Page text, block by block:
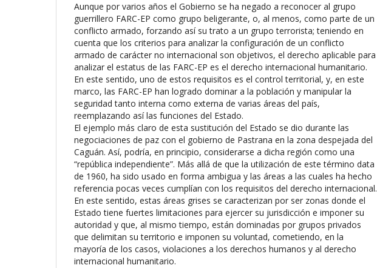
Aunque por varios años el Gobierno se ha negado a reconocer al grupo
guerrillero FARC-EP como grupo beligerante, o, al menos, como parte de un
conflicto armado, forzando así su trato a un grupo terrorista; teniendo en
cuenta que los criterios para analizar la configuración de un conflicto
armado de carácter no internacional son objetivos, el derecho aplicable para
analizar el estatus de las FARC-EP es el derecho internacional humanitario.
En este sentido, uno de estos requisitos es el control territorial, y, en este
marco, las FARC-EP han logrado dominar a la población y manipular la
seguridad tanto interna como externa de varias áreas del país,
reemplazando así las funciones del Estado.
El ejemplo más claro de esta sustitución del Estado se dio durante las
negociaciones de paz con el gobierno de Pastrana en la zona despejada del
Caguán. Así, podría, en principio, considerarse a dicha región como una
“república independiente”. Más allá de que la utilización de este término data
de 1960, ha sido usado en forma ambigua y las áreas a las cuales ha hecho
referencia pocas veces cumplían con los requisitos del derecho internacional.
En este sentido, estas áreas grises se caracterizan por ser zonas donde el
Estado tiene fuertes limitaciones para ejercer su jurisdicción e imponer su
autoridad y que, al mismo tiempo, están dominadas por grupos privados
que delimitan su territorio e imponen su voluntad, cometiendo, en la
mayoría de los casos, violaciones a los derechos humanos y al derecho
internacional humanitario.